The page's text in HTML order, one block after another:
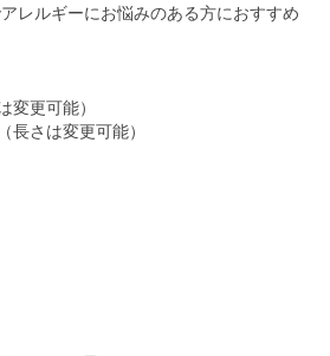
レルギーにお悩みのある方におすすめ
変更可能）
長さは変更可能）